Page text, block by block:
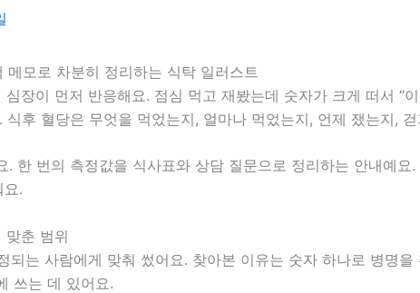
장이 먼저 반응해요. 점심 먹고 재봤는데 숫자가 크게 떠서 “
후 혈당은 무엇을 먹었는지, 얼마나 먹었는지, 언제 쟀는지,
한 번의 측정값을 식사표와 상담 질문으로 정리하는 안내예
요.
춘 범위
는 사람에게 맞춰 썼어요. 찾아본 이유는 숫자 하나로 병명
쓰는 데 있어요.